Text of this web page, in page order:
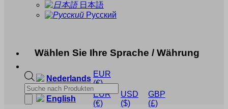
日本語
Русский
Wählen Sie Ihre Sprache / Währung
Nederlands
EUR
(€)
English
EUR
(€)
USD
($)
GBP
(£)
Products
search